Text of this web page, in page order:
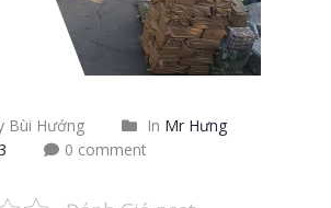
Bùi Hướng In Mr Hưng
0 comment